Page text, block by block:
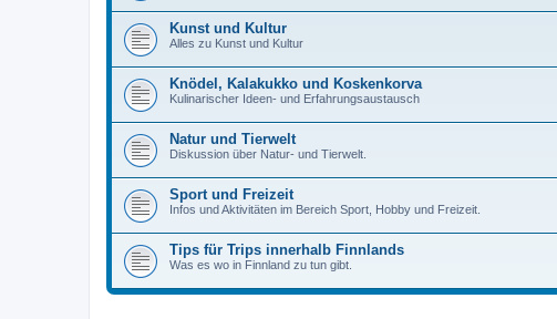
Kunst und Kultur
Alles zu Kunst und Kultur
Knödel, Kalakukko und Koskenkorva
Kulinarischer Ideen- und Erfahrungsaustausch
Natur und Tierwelt
Diskussion über Natur- und Tierwelt.
Sport und Freizeit
Infos und Aktivitäten im Bereich Sport, Hobby und Freizeit.
Tips für Trips innerhalb Finnlands
Was es wo in Finnland zu tun gibt.